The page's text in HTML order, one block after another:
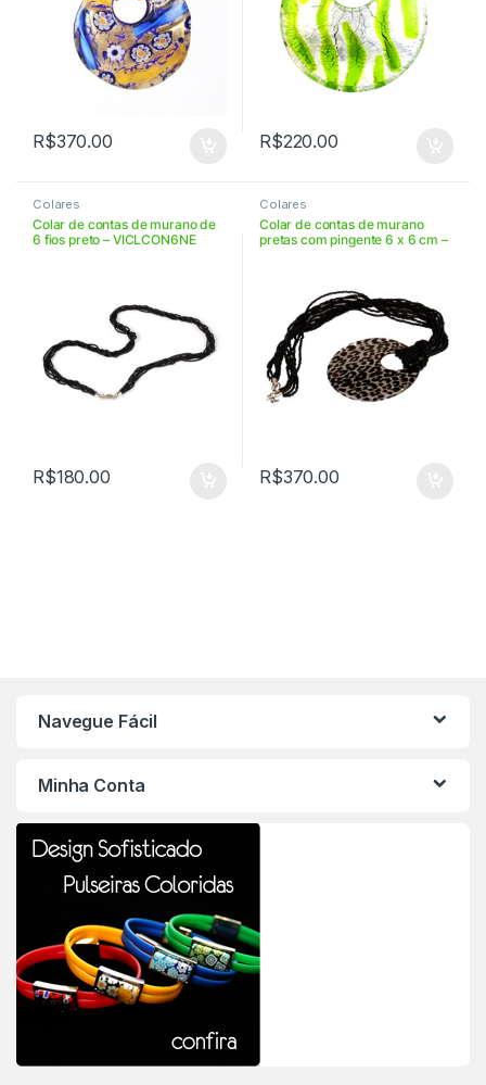
R$370.00 R$220.00
Colares
Colar de contas de murano de
6 fios preto – VICLCON6NE
R$180.00
Colares
Colar de contas de murano
pretas com pingente 6 x 6 cm –
R$370.00
Navegue Fácil
Minha Conta